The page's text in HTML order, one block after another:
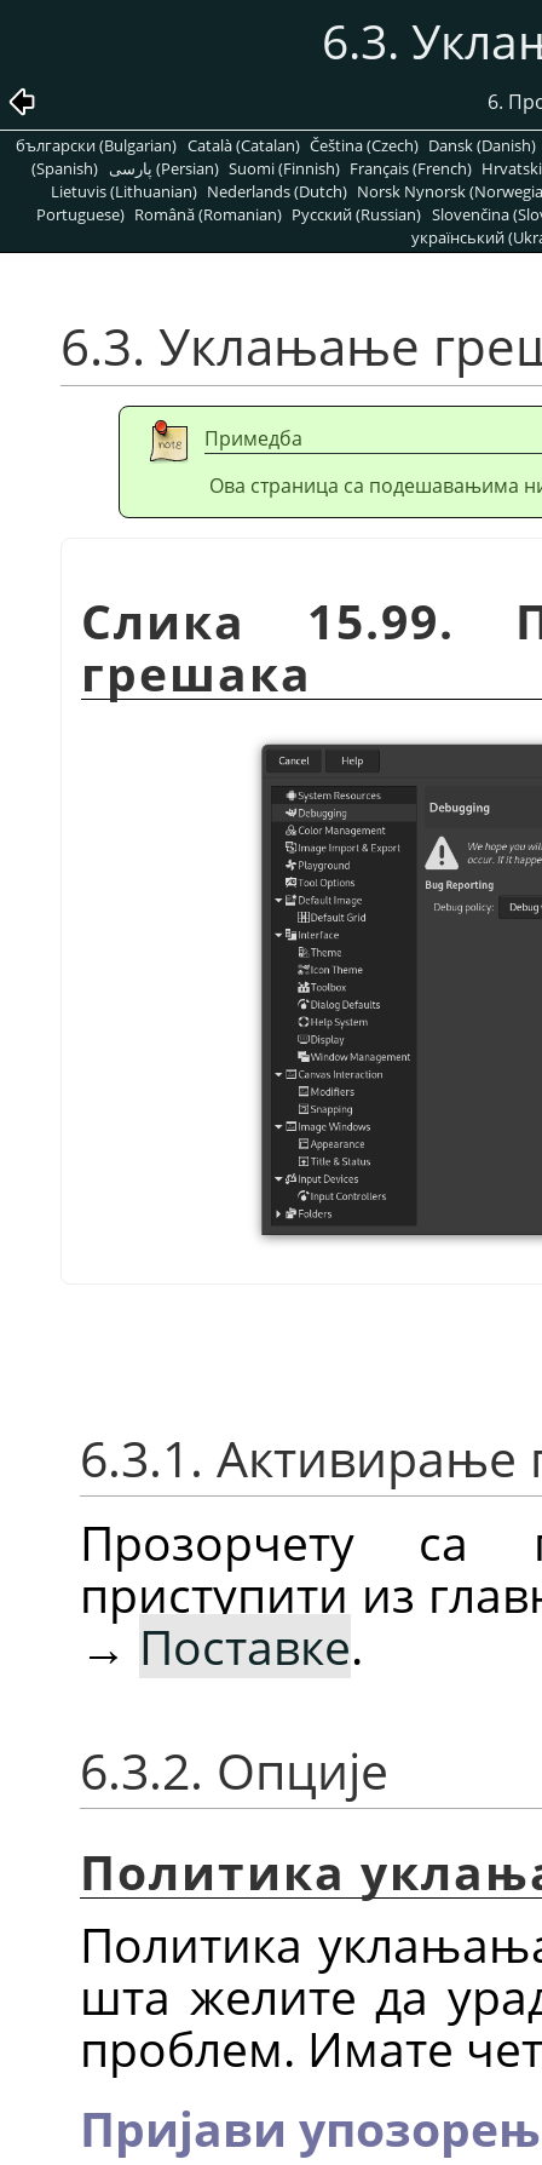
6.3.
6.
български (Bulgarian) Català (Catalan) Čeština (Czech) Dansk (Danish)
(Spanish)
پارسی (Persian) Suomi (Finnish) Français (French)
Lietuvis (Lithuanian) Nederlands (Dutch) Norsk Nynorsk
Portuguese) Română (Romanian) Pусский (Russian) Slovenčina
український
6.3. Уклањање
Примедба
Ова страница са подешавањима
Слика 15.99.
грешака
6.3.1. Активирање
Прозорчету са
приступити из
→ Поставке.
6.3.2. Опције
Политика
Политика
шта желите да
проблем. Имате
Пријави